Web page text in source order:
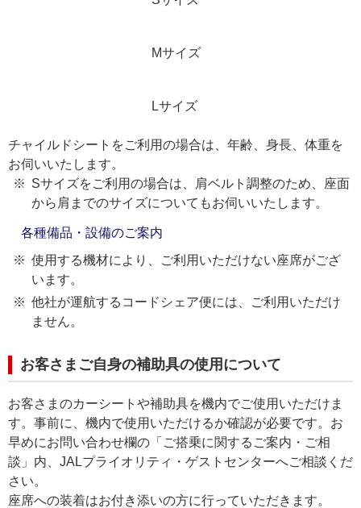
Mサイズ
Lサイズ
チャイルドシートをご利用の場合は、年齢、身長、体重を
お伺いいたします。
Sサイズをご利用の場合は、肩ベルト調整のため、座面
から肩までのサイズについてもお伺いいたします。
各種備品・設備のご案内
使用する機材により、ご利用いただけない座席がござ
います。
他社が運航するコードシェア便には、ご利用いただけ
ません。
お客さまご自身の補助具の使用について
お客さまのカーシートや補助具を機内でご使用いただけま
す。事前に、機内で使用いただけるか確認が必要です。お
早めにお問い合わせ欄の「ご搭乗に関するご案内・ご相
談」内、JALプライオリティ・ゲストセンターへご相談くだ
さい。
座席への装着はお付き添いの方に行っていただきます。